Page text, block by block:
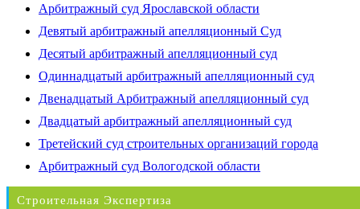
Арбитражный суд Ярославской области
Девятый арбитражный апелляционный Суд
Десятый арбитражный апелляционный суд
Одиннадцатый арбитражный апелляционный суд
Двенадцатый Арбитражный апелляционный суд
Двадцатый арбитражный апелляционный суд
Третейский суд строительных организаций города
Арбитражный суд Вологодской области
Строительная Экспертиза